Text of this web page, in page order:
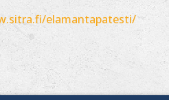
elamantapatesti/